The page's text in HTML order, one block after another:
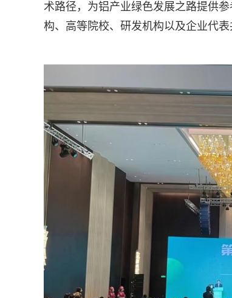
术路径，为铝产业绿色发展之路提供
构、高等院校、研发机构以及企业代表